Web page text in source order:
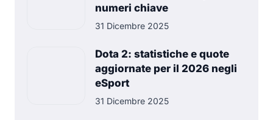
numeri chiave
31 Dicembre 2025
Dota 2: statistiche e quote
aggiornate per il 2026 negli
eSport
31 Dicembre 2025